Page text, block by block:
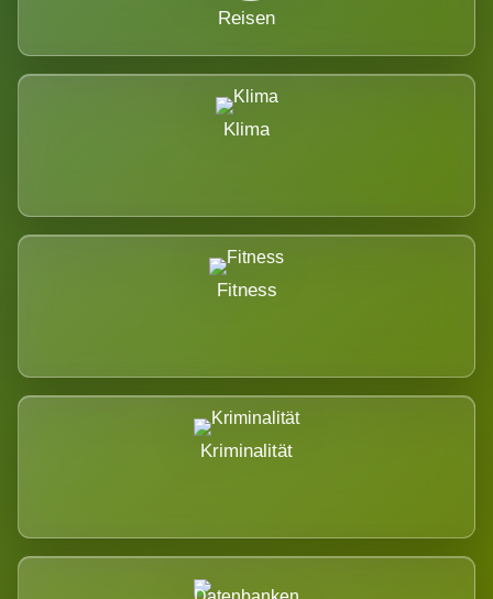
Reisen
Klima
Fitness
Kriminalität